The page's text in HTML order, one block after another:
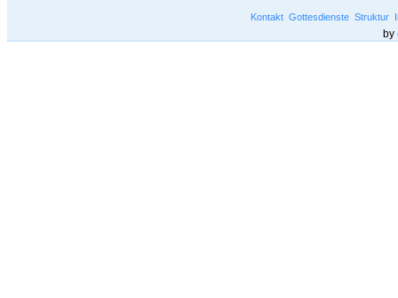
Kontakt Gottesdienste Struktur
by